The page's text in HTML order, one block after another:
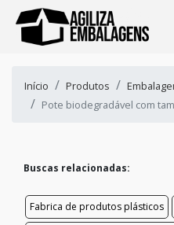
Início Produtos
Pote biodegradável com
Buscas relacionadas:
Fabrica de produtos plásticos